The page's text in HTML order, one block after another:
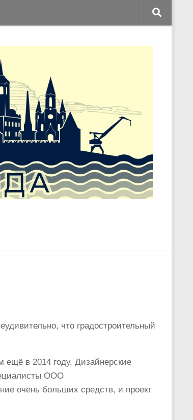
что градостроительный
ещё в 2014 году. Дизайнерские
ООО
очень больших средств, и проект